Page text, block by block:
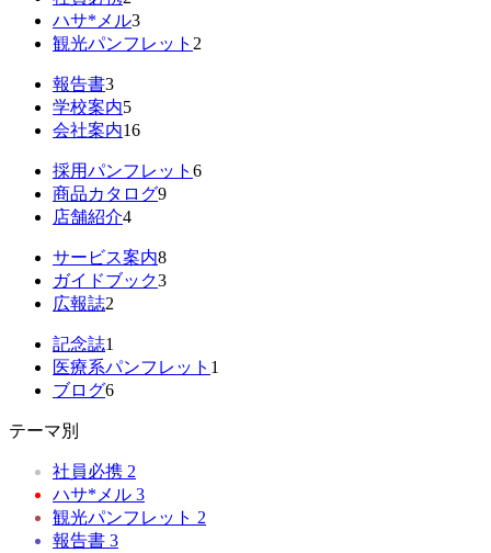
ハサ*メル3
観光パンフレット 2
報告書3
学校案内5
会社案内16
採用パンフレット 6
商品カタログ9
店舗紹介4
サービス案内8
ガイドブック3
広報誌2
記念誌1
医療系パンフレット 1
ブログ6
テーマ別
社員必携 2
ハサ*メル 3
観光パンフレット 2
報告書 3